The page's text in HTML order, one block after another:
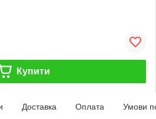
Купити
Доставка Оплата Умови